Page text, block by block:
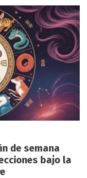
de semana
bajo la